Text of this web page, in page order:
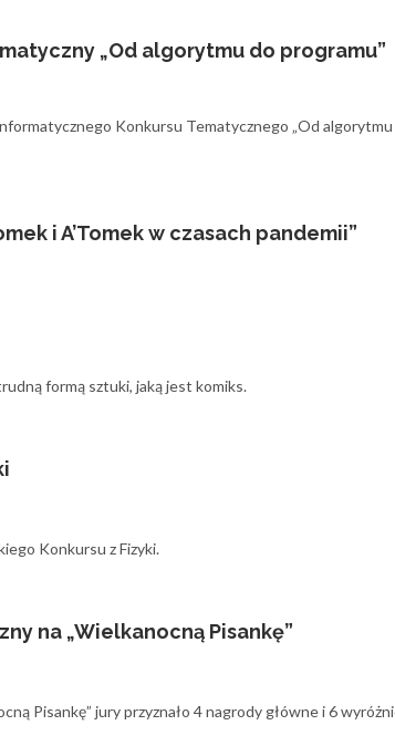
„Od algorytmu do programu”
Konkursu Tematycznego „Od algorytmu
i A’Tomek w czasach pandemii”
formą sztuki, jaką jest komiks.
Konkursu z Fizyki.
na „Wielkanocną Pisankę”
Pisankę” jury przyznało 4 nagrody główne i 6